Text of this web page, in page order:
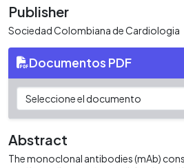
Publisher
Sociedad Colombiana de Cardiologia
Documentos PDF
Abstract
The monoclonal antibodies (mAb)